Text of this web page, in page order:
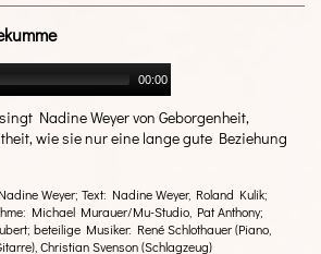
00:00
Nadine Weyer von Geborgenheit,
wie sie nur eine lange gute Beziehung
Weyer; Text: Nadine Weyer, Roland Kulik;
Michael Murauer/Mu-Studio, Pat Anthony;
beteilige Musiker: René Schlothauer (Piano,
Christian Svenson (Schlagzeug)